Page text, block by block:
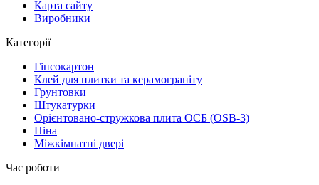
Карта сайту
Виробники
Категорії
Гіпсокартон
Клей для плитки та керамограніту
Грунтовки
Штукатурки
Орієнтовано-стружкова плита ОСБ (OSB-3)
Піна
Міжкімнатні двері
Час роботи